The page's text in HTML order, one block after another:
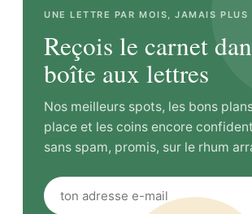
UNE LETTRE PAR MOIS, JAMAIS PLUS
Reçois le carnet
boîte aux lettres
Nos meilleurs spots, les bons
place et les coins encore
sans spam, promis, sur le rhum